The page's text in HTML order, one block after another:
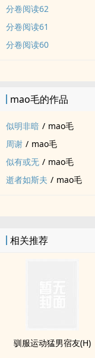
分卷阅读62
分卷阅读61
分卷阅读60
mao毛的作品
似明非暗 / mao毛
周谢 / mao毛
似有或无 / mao毛
逝者如斯夫 / mao毛
相关推荐
驯服运动猛男宿友(H)